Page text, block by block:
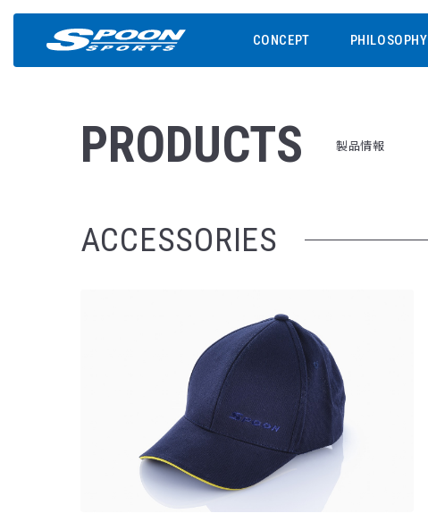
CONCEPT PHILOSOPHY
PRODUCTS 製品情報
ACCESSORIES